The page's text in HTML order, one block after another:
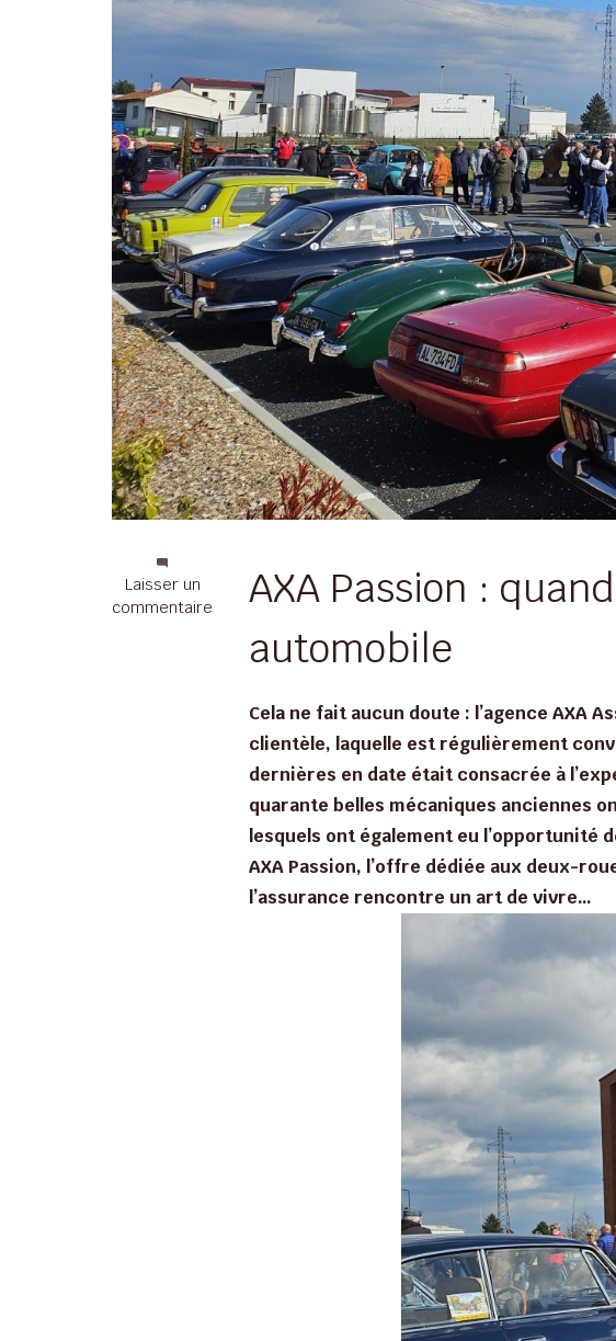
Laisser un
commentaire
sur
AXA
AXA Passion :
automobile
Cela ne fait aucun doute : l’agence AXA
clientèle, laquelle est régulièrement
dernières en date était consacrée à
quarante belles mécaniques anciennes
lesquels ont également eu
AXA Passion, l’offre dédiée aux deux-
l’assurance rencontre un art de vivre…